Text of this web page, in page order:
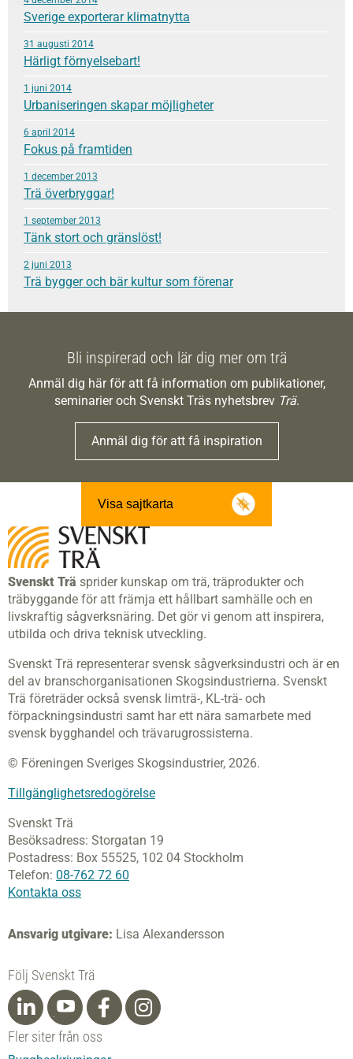
Sverige exporterar klimatnytta
31 augusti 2014
Härligt förnyelsebart!
1 juni 2014
Urbaniseringen skapar möjligheter
6 april 2014
Fokus på framtiden
1 december 2013
Trä överbryggar!
1 september 2013
Tänk stort och gränslöst!
2 juni 2013
Trä bygger och bär kultur som förenar
Bli inspirerad och lär dig mer om trä
Anmäl dig här för att få information om publikationer,
seminarier och Svenskt Träs nyhetsbrev Trä.
Anmäl dig för att få inspiration
Visa sajtkarta
Svenskt Trä sprider kunskap om trä, träprodukter och
träbyggande för att främja ett hållbart samhälle och en
livskraftig sågverksnäring. Det gör vi genom att inspirera,
utbilda och driva teknisk utveckling.
Svenskt Trä representerar svensk sågverksindustri och är en
del av branschorganisationen Skogsindustrierna. Svenskt
Trä företräder också svensk limträ-, KL-trä- och
förpackningsindustri samt har ett nära samarbete med
svensk bygghandel och trävarugrossisterna.
© Föreningen Sveriges Skogsindustrier, 2026.
Tillgänglighetsredogörelse
Svenskt Trä
Besöksadress: Storgatan 19
Postadress: Box 55525, 102 04 Stockholm
Telefon: 08-762 72 60
Kontakta oss
Ansvarig utgivare: Lisa Alexandersson
Följ Svenskt Trä
Fler siter från oss